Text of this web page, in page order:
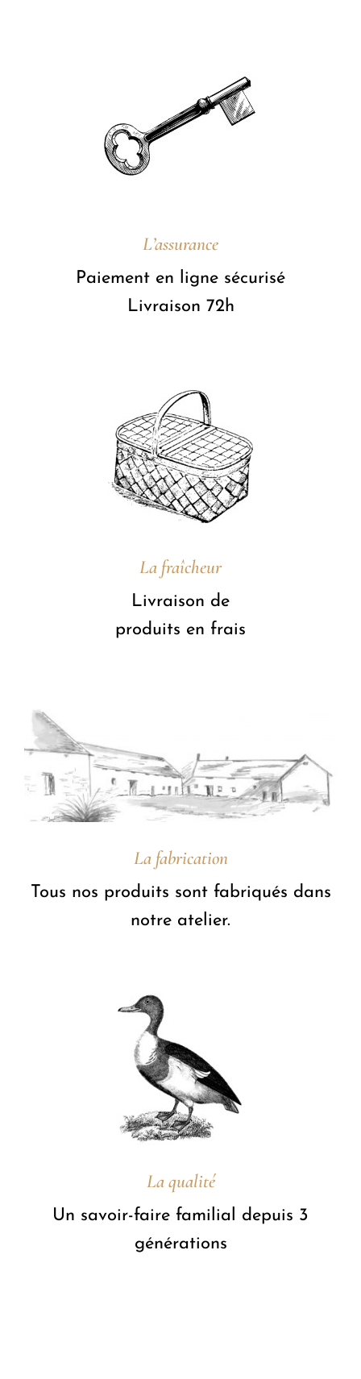
L’assurance
Paiement en ligne sécurisé
Livraison 72h
La fraîcheur
Livraison de
produits en frais
La fabrication
Tous nos produits sont fabriqués dans
notre atelier.
La qualité
Un savoir-faire familial depuis 3
générations